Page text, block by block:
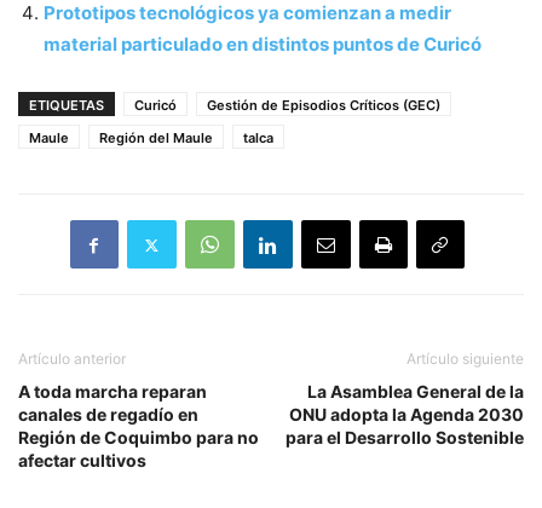
Prototipos tecnológicos ya comienzan a medir
material particulado en distintos puntos de Curicó
ETIQUETAS Curicó
Gestión de Episodios Críticos (GEC)
Maule
Región del Maule talca
Artículo anterior
A toda marcha reparan
canales de regadío en
Región de Coquimbo para no
afectar cultivos
Artículo siguiente
La Asamblea General de la
ONU adopta la Agenda 2030
para el Desarrollo Sostenible